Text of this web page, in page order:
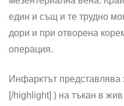
един и същ и те трудно
дори и при отворена
операция.
Инфарктът представлява
[/highlight] ) на тъкан в